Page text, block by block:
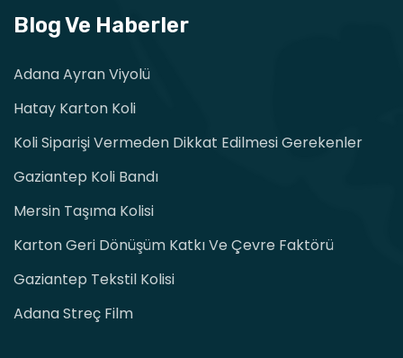
Blog Ve Haberler
Adana Ayran Viyolü
Hatay Karton Koli
Koli Siparişi Vermeden Dikkat Edilmesi Gerekenler
Gaziantep Koli Bandı
Mersin Taşıma Kolisi
Karton Geri Dönüşüm Katkı Ve Çevre Faktörü
Gaziantep Tekstil Kolisi
Adana Streç Film